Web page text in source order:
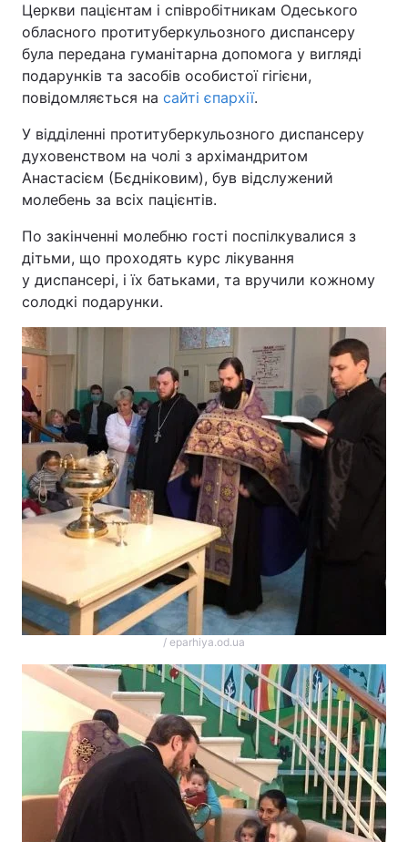
Церкви пацієнтам і співробітникам Одеського
обласного протитуберкульозного диспансеру
була передана гуманітарна допомога у вигляді
подарунків та засобів особистої гігієни,
повідомляється на сайті єпархії.
У відділенні протитуберкульозного диспансеру
духовенством на чолі з архімандритом
Анастасієм (Бєдніковим), був відслужений
молебень за всіх пацієнтів.
По закінченні молебню гості поспілкувалися з
дітьми, що проходять курс лікування
у диспансері, і їх батьками, та вручили кожному
солодкі подарунки.
/ eparhiya.od.ua